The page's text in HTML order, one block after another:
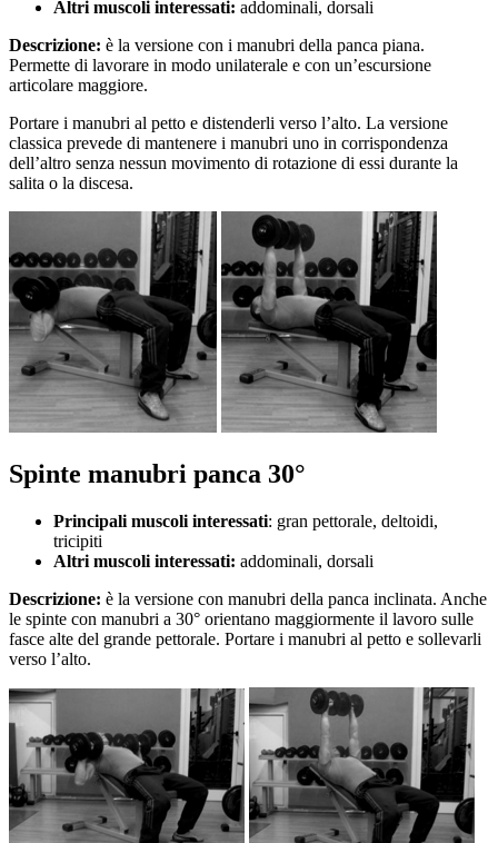
Altri muscoli interessati: addominali, dorsali
Descrizione: è la versione con i manubri della panca piana.
Permette di lavorare in modo unilaterale e con un’escursione
articolare maggiore.
Portare i manubri al petto e distenderli verso l’alto. La versione
classica prevede di mantenere i manubri uno in corrispondenza
dell’altro senza nessun movimento di rotazione di essi durante la
salita o la discesa.
Spinte manubri panca 30°
Principali muscoli interessati: gran pettorale, deltoidi,
tricipiti
Altri muscoli interessati: addominali, dorsali
Descrizione: è la versione con manubri della panca inclinata. Anche
le spinte con manubri a 30° orientano maggiormente il lavoro sulle
fasce alte del grande pettorale. Portare i manubri al petto e sollevarli
verso l’alto.